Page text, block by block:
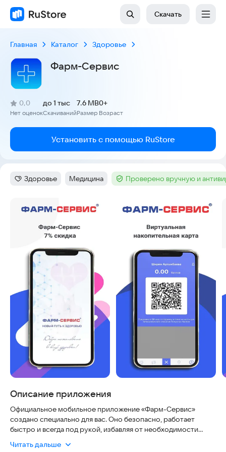
Скачать
Главная Каталог Здоровье
Фарм-Сервис
Рейтинг:
0,0
(
Нет оценок
)
Скачиваний
до 1 тыс
Размер
7.6 MB
Возраст
0+
Установить с помощью RuStore
Категория:
Здоровье Тег:
Медицина Тег :Проверено вручную и
Скриншоты
Описание приложения
Официальное мобильное приложение «Фарм-Сервис»
создано специально для вас. Оно безопасно, работает
быстро и всегда под рукой, избавляя от необходимости
Читать дальше